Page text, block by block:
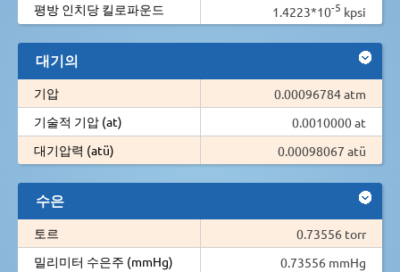
평방 인치당 킬로파운드 1.4223*10-5 kpsi
대기의
기압
0.00096784 atm
기술적 기압 (at)
0.0010000 at
대기압력 (atü)
0.00098067 atü
수은
토르
0.73556 torr
밀리미터 수은주 (mmHg)
0.73556 mmHg